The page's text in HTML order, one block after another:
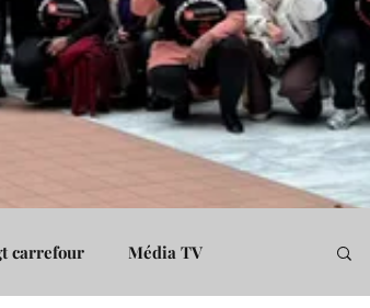
carrefour Média TV